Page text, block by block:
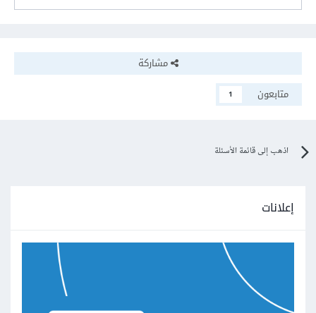
مشاركة
متابعون
1
اذهب إلى قائمة الأسئلة
إعلانات